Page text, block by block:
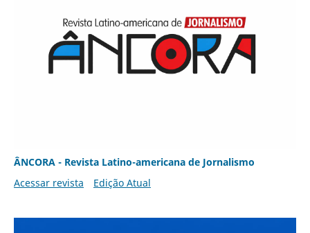
ÂNCORA - Revista Latino-americana de Jornalismo
Acessar revista
Edição Atual